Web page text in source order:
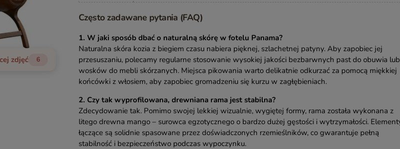
zdjęć 6
Często zadawane pytania (FAQ)
1. W jaki sposób dbać o naturalną skórę w fotelu Panama?
Naturalna skóra kozia z biegiem czasu nabiera pięknej, szlachetnej patyny. Aby zapobiec jej
przesuszaniu, polecamy regularne stosowanie wysokiej jakości bezbarwnych past do obuwia lub
wosków do mebli skórzanych. Miejsca pikowania warto delikatnie odkurzać za pomocą miękkiej
końcówki z włosiem, aby zapobiec gromadzeniu się kurzu w zagłębieniach.
2. Czy tak wyprofilowana, drewniana rama jest stabilna?
Zdecydowanie tak. Pomimo swojej lekkiej wizualnie, wygiętej formy, rama została wykonana z
litego drewna mango – surowca egzotycznego o bardzo dużej gęstości i wytrzymałości.
łączące są solidnie spasowane przez doświadczonych rzemieślników, co gwarantuje pełną
stabilność i bezpieczeństwo podczas wypoczynku.